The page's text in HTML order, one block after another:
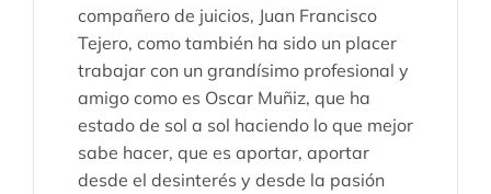
compañero de juicios, Juan Francisco
Tejero, como también ha sido un placer
trabajar con un grandísimo profesional y
amigo como es Oscar Muñiz, que ha
estado de sol a sol haciendo lo que mejor
sabe hacer, que es aportar, aportar
desde el desinterés y desde la pasión